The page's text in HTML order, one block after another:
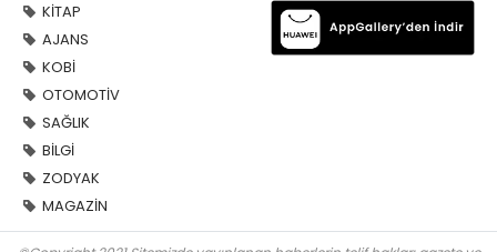
KİTAP
AJANS
KOBİ
OTOMOTİV
SAĞLIK
BİLGİ
ZODYAK
MAGAZİN